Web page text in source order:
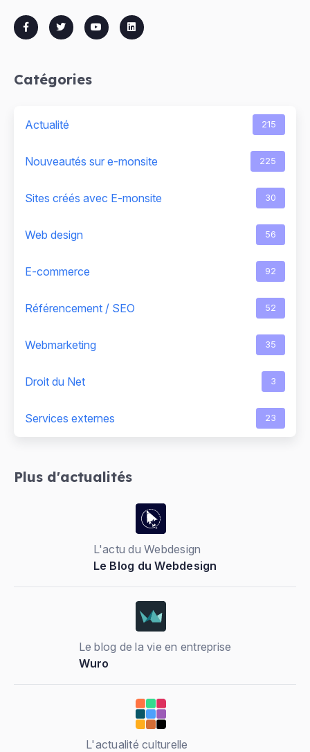
Catégories
Actualité 215
Nouveautés sur e-monsite 225
Sites créés avec E-monsite 30
Web design 56
E-commerce 92
Référencement / SEO 52
Webmarketing 35
Droit du Net 3
Services externes 23
Plus d'actualités
L'actu du Webdesign
Le Blog du Webdesign
Le blog de la vie en entreprise
Wuro
L'actualité culturelle